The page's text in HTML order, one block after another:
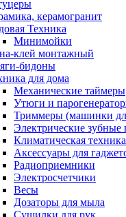
керамогранит
Техника
Минимойки
клей монтажный
бидоны
для дома
Механические таймеры
Утюги и
Триммеры (машинки
Электрические зубные
Климатическая техника
Аксессуары для
Радиоприемники
Электросчетчики
Весы
Дозаторы для мыла
Сушилки для рук